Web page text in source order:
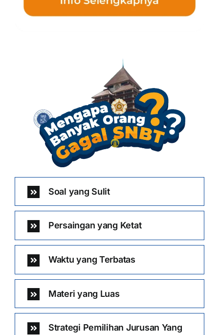
Soal yang Sulit
Persaingan yang Ketat
Waktu yang Terbatas
Materi yang Luas
Strategi Pemilihan Jurusan Yang